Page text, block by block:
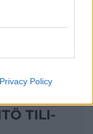
Privacy Policy
TILI­